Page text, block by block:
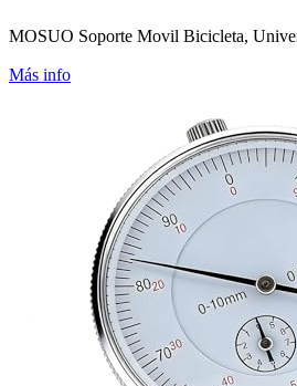
MOSUO Soporte Movil Bicicleta,
Más info